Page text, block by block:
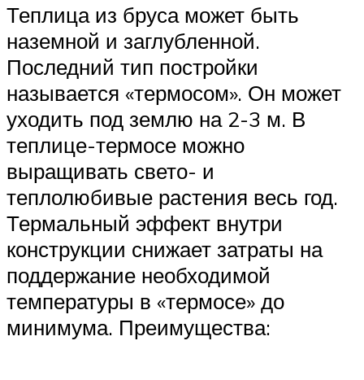
Теплица из бруса может быть
наземной и заглубленной.
Последний тип постройки
называется «термосом». Он может
уходить под землю на 2-3 м. В
теплице-термосе можно
выращивать свето- и
теплолюбивые растения весь год.
Термальный эффект внутри
конструкции снижает затраты на
поддержание необходимой
температуры в «термосе» до
минимума. Преимущества: